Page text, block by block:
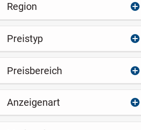
Region
Preistyp
Preisbereich
Anzeigenart